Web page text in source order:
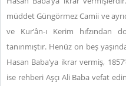
müddet Güngörmez Camii ve
ve Kur’ân-ı Kerim hıfzından
tanınmıştır. Henüz on beş
Hasan Baba’ya ikrar vermiş,
ise rehberi Aşçı Ali Baba vefat